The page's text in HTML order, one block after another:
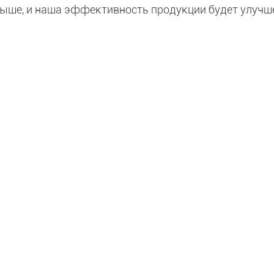
и наша эффективность продукции будет